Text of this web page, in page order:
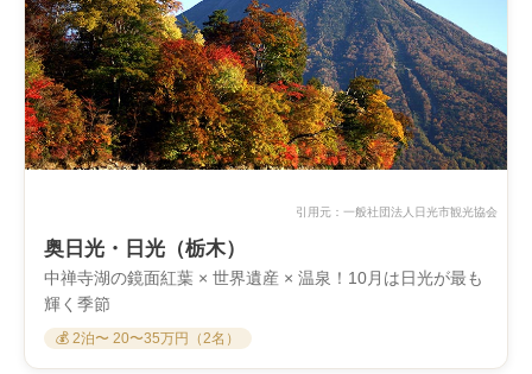
引用元： 一般社団法人日光市観光協会
奥日光・日光（栃木）
中禅寺湖の鏡面紅葉 × 世界遺産 × 温泉！10月は日光が最も
輝く季節
💰 2泊〜 20〜35万円（2名）